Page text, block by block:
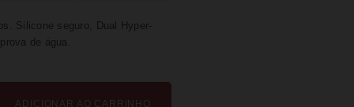
Silicone seguro, Dual Hyper-
de água.
ADICIONAR AO CARRINHO